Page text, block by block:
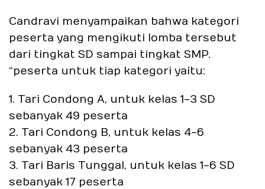
Candravi menyampaikan bahwa kategori
peserta yang mengikuti lomba tersebut
dari tingkat SD sampai tingkat SMP.
“peserta untuk tiap kategori yaitu:
1. Tari Condong A, untuk kelas 1-3 SD
sebanyak 49 peserta
2. Tari Condong B, untuk kelas 4-6
sebanyak 43 peserta
3. Tari Baris Tunggal, untuk kelas 1-6 SD
sebanyak 17 peserta